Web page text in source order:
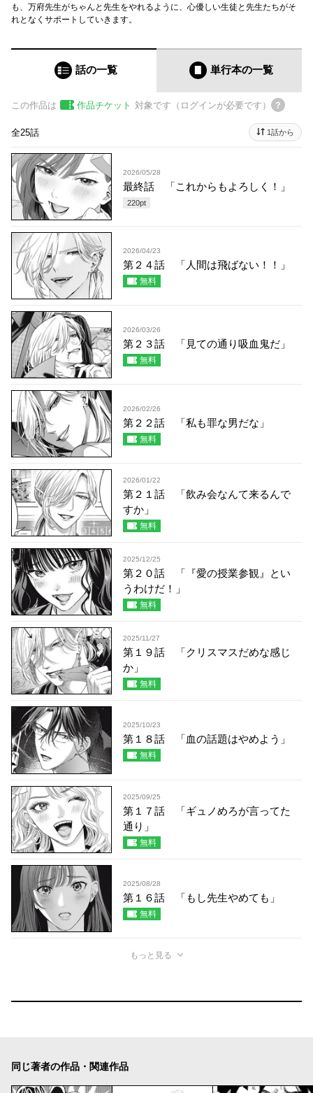
も、万府先生がちゃんと先生をやれるように、心優しい生徒と先生たちがそ
れとなくサポートしていきます。
話の一覧 単行本の一覧
この作品は 作品チケット 対象です（ログインが必要です）
全25話 1話から
2026/05/28
最終話 「これからもよろしく！」
220pt
2026/04/23
第２４話 「人間は飛ばない！！」
無料
2026/03/26
第２３話 「見ての通り吸血鬼だ」
無料
2026/02/26
第２２話 「私も罪な男だな」
無料
2026/01/22
第２１話 「飲み会なんて来るんで
すか」
無料
2025/12/25
第２０話 「『愛の授業参観』とい
うわけだ！」
無料
2025/11/27
第１９話 「クリスマスだめな感じ
か」
無料
2025/10/23
第１８話 「血の話題はやめよう」
無料
2025/09/25
第１７話 「ギュノめろが言ってた
通り」
無料
2025/08/28
第１６話 「もし先生やめても」
無料
もっと見る
同じ著者の作品・関連作品